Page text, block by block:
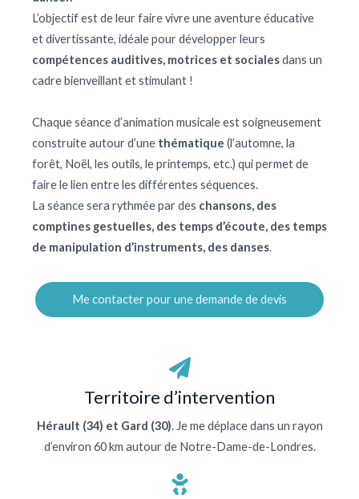
L’objectif est de leur faire vivre une aventure éducative
et divertissante, idéale pour développer leurs
compétences auditives, motrices et socialesdans un
cadre bienveillant et stimulant !
Chaque séance d’animation musicale est soigneusement
construite autour d’une thématique (l’automne, la
forêt, Noël, les outils, le printemps, etc.) qui permet de
faire le lien entre les différentes séquences.
La séance sera rythmée par des chansons, des
comptines gestuelles, des temps d’écoute, des temps
de manipulation d’instruments, des danses.
Me contacter pour une demande de devis
Territoire d’intervention
Hérault (34) et Gard (30). Je me déplace dans un rayon
d’environ 60 km autour de Notre-Dame-de-Londres.